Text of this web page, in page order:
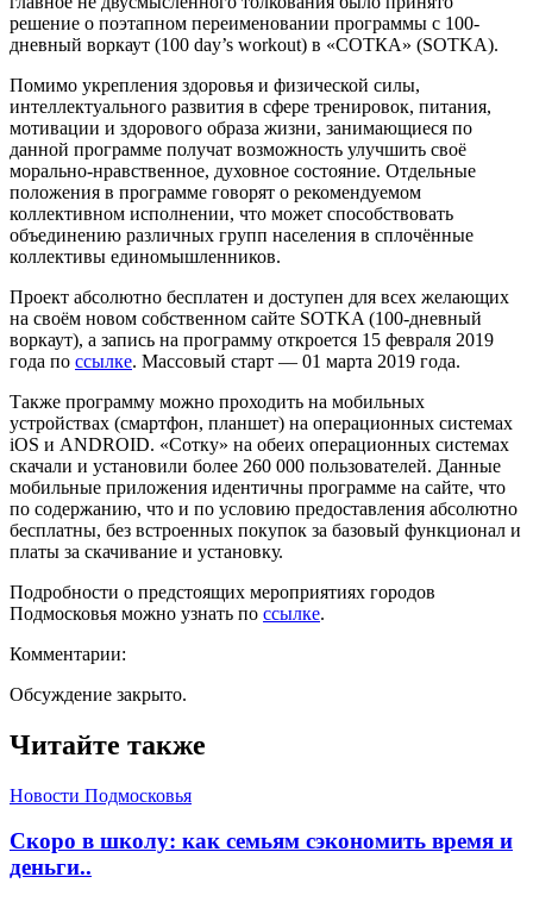
решение о поэтапном переименовании программы с 100-
дневный воркаут (100 day’s workout) в «СОТКА» (SOTKA).
Помимо укрепления здоровья и физической силы,
интеллектуального развития в сфере тренировок, питания,
мотивации и здорового образа жизни, занимающиеся по
данной программе получат возможность улучшить своё
морально-нравственное, духовное состояние. Отдельные
положения в программе говорят о рекомендуемом
коллективном исполнении, что может способствовать
объединению различных групп населения в сплочённые
коллективы единомышленников.
Проект абсолютно бесплатен и доступен для всех желающих
на своём новом собственном сайте SOTKA (100-дневный
воркаут), а запись на программу откроется 15 февраля 2019
года по ссылке. Массовый старт — 01 марта 2019 года.
Также программу можно проходить на мобильных
устройствах (смартфон, планшет) на операционных системах
iOS и ANDROID. «Сотку» на обеих операционных системах
скачали и установили более 260 000 пользователей. Данные
мобильные приложения идентичны программе на сайте, что
по содержанию, что и по условию предоставления абсолютно
бесплатны, без встроенных покупок за базовый функционал и
платы за скачивание и установку.
Подробности о предстоящих мероприятиях городов
Подмосковья можно узнать по ссылке.
Комментарии:
Обсуждение закрыто.
Читайте также
Новости Подмосковья
Скоро в школу: как семьям сэкономить время и
деньги..